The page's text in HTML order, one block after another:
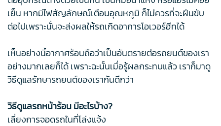
เย็น หากมีไฟสัญลักษณ์เตือนอุณหภูมิ ก็ไม่ควรที่จะฝืนขับ
ต่อไปเพราะนั่นจะส่งผลให้รถเกิดอาการโอเวอร์ฮีทได้
เห็นอย่างนี้อากาศร้อนถือว่าเป็นอันตรายต่อรถยนต์ของเรา
อย่างมากเลยก็ได้ เพราะฉะนั้นเมื่อรู้ผลกระทบแล้ว เราก็มาดู
วิธีดูแลรักษารถยนต์ของเรากันดีกว่า
วิธีดูแลรถหน้าร้อน มีอะไรบ้าง?
เลี่ยงการจอดรถในที่โล่งแจ้ง